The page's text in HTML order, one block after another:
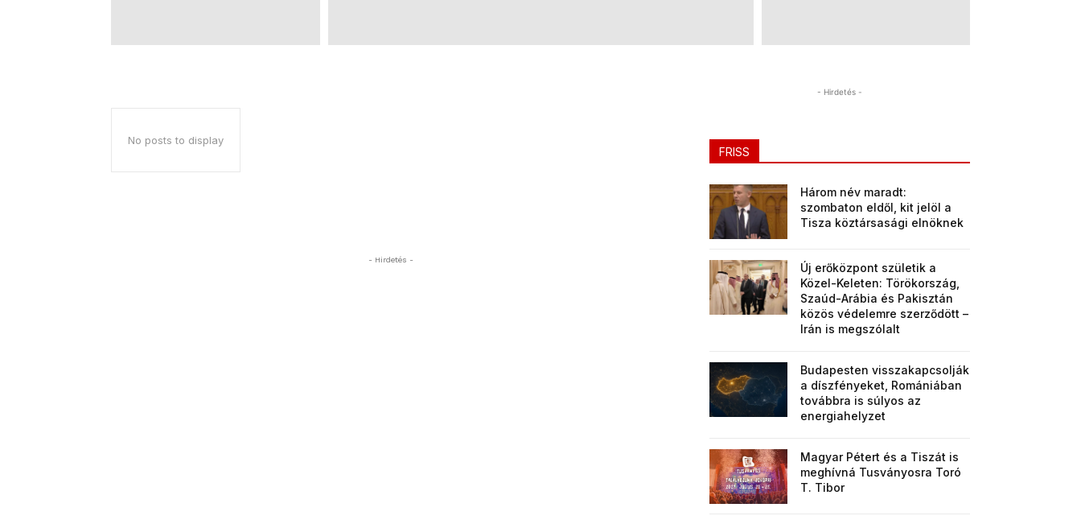
No posts to display
- Hirdetés -
- Hirdetés -
FRISS
Három név maradt:
szombaton eldől, kit jelöl a
Tisza köztársasági elnöknek
Új erőközpont születik a
Közel-Keleten: Törökország,
Szaúd-Arábia és Pakisztán
közös védelemre szerződött –
Irán is megszólalt
Budapesten visszakapcsolják
a díszfényeket, Romániában
továbbra is súlyos az
energiahelyzet
Magyar Pétert és a Tiszát is
meghívná Tusványosra Toró
T. Tibor